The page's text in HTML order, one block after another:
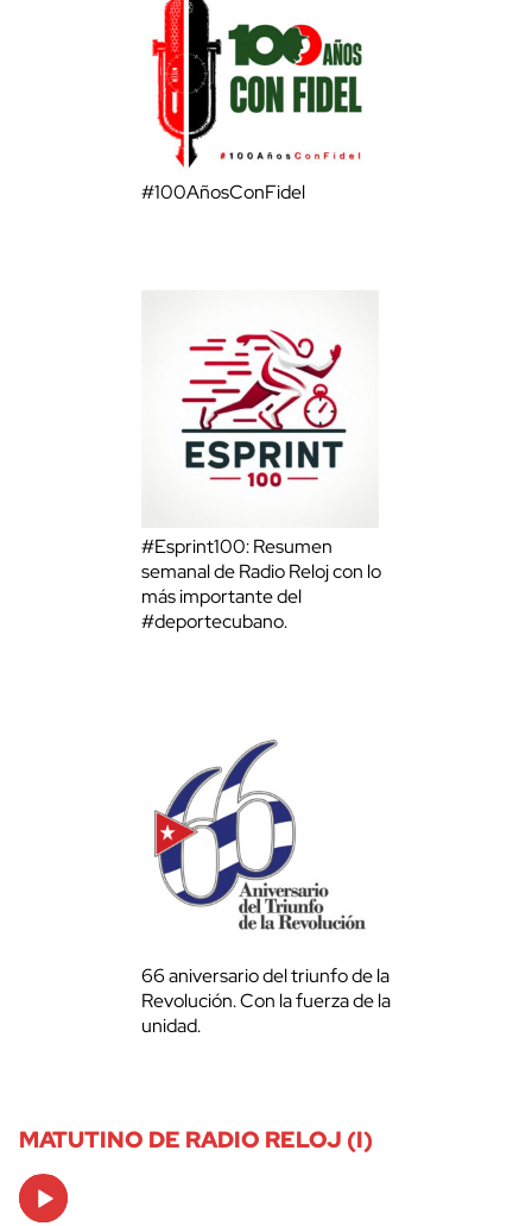
#100AñosConFidel
#Esprint100: Resumen
semanal de Radio Reloj con lo
más importante del
#deportecubano.
66 aniversario del triunfo de la
Revolución. Con la fuerza de la
unidad.
MATUTINO DE RADIO RELOJ (I)
Audio
Player